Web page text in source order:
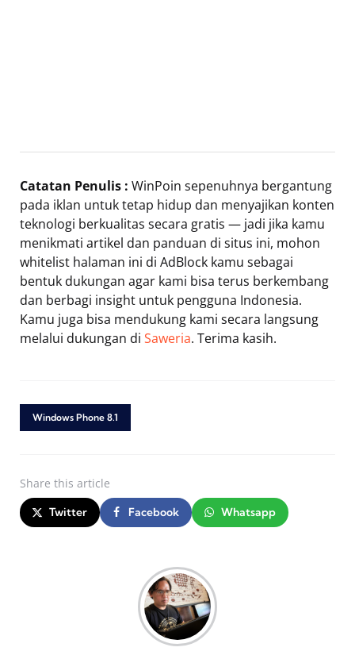
Catatan Penulis : WinPoin sepenuhnya bergantung
pada iklan untuk tetap hidup dan menyajikan konten
teknologi berkualitas secara gratis — jadi jika kamu
menikmati artikel dan panduan di situs ini, mohon
whitelist halaman ini di AdBlock kamu sebagai
bentuk dukungan agar kami bisa terus berkembang
dan berbagi insight untuk pengguna Indonesia.
Kamu juga bisa mendukung kami secara langsung
melalui dukungan di Saweria. Terima kasih.
Windows Phone 8.1
Share this article
Twitter Facebook Whatsapp